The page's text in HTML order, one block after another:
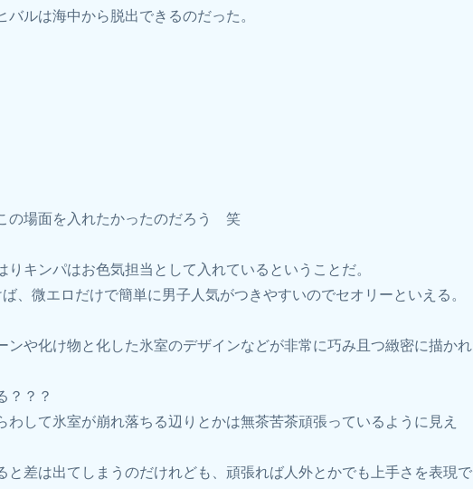
ルは海中から脱出できるのだった。
の場面を入れたかったのだろう　笑
りキンパはお色気担当として入れているということだ。
、微エロだけで簡単に男子人気がつきやすいのでセオリーといえる。
ンや化け物と化した氷室のデザインなどが非常に巧み且つ緻密に描かれ
？？？
わして氷室が崩れ落ちる辺りとかは無茶苦茶頑張っているように見え
と差は出てしまうのだけれども、頑張れば人外とかでも上手さを表現で